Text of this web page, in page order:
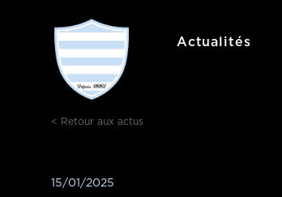
Actualités
< Retour aux actus
15/01/2025